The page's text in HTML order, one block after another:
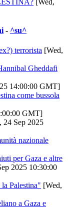
[Wed,
- ^su^
terrorista [Wed,
Gheddafi
14:00:00 GMT]
come bussola
GMT]
24 Sep 2025
nazionale
per Gaza e altre
2025 10:30:00
Palestina" [Wed,
a Gaza e